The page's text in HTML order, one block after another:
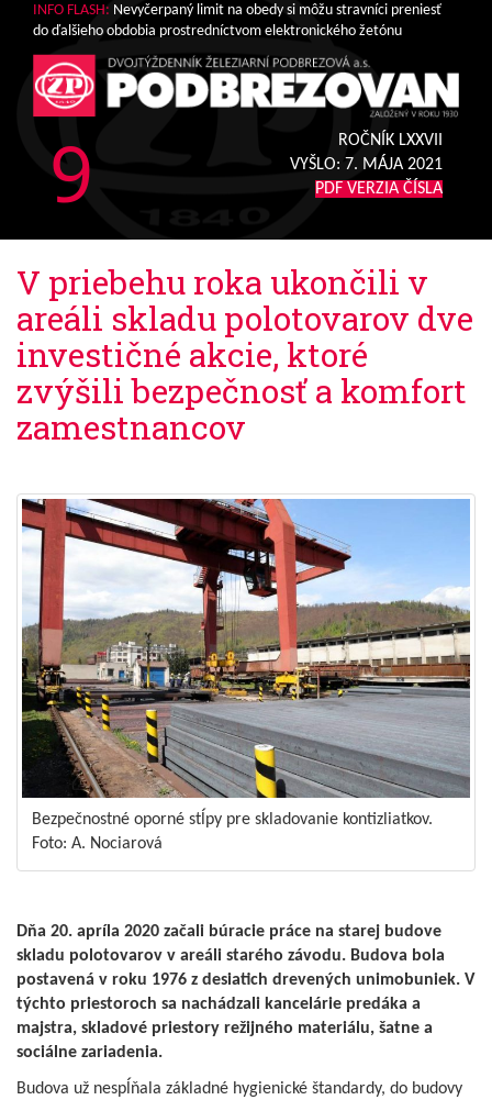
INFO FLASH: Nevyčerpaný limit na obedy si môžu stravníci preniesť
do ďalšieho obdobia prostredníctvom elektronického žetónu
9
ROČNÍK LXXVII
VYŠLO: 7. MÁJA 2021
PDF VERZIA ČÍSLA
V priebehu roka ukončili v
areáli skladu polotovarov dve
investičné akcie, ktoré
zvýšili bezpečnosť a komfort
zamestnancov
Bezpečnostné oporné stĺpy pre skladovanie kontizliatkov.
Foto: A. Nociarová
Dňa 20. apríla 2020 začali búracie práce na starej budove
skladu polotovarov v areáli starého závodu. Budova bola
postavená v roku 1976 z desiatich drevených unimobuniek. V
týchto priestoroch sa nachádzali kancelárie predáka a
majstra, skladové priestory režijného materiálu, šatne a
sociálne zariadenia.
Budova už nespĺňala základné hygienické štandardy, do budovy